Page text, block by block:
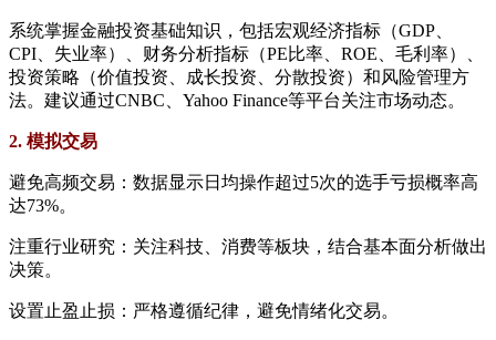
系统掌握金融投资基础知识，包括宏观经济指标（GDP、
CPI、失业率）、财务分析指标（PE比率、ROE、毛利率）、
投资策略（价值投资、成长投资、分散投资）和风险管理方
法。建议通过CNBC、Yahoo Finance等平台关注市场动态。
2. 模拟交易
避免高频交易：数据显示日均操作超过5次的选手亏损概率高
达73%。
注重行业研究：关注科技、消费等板块，结合基本面分析做出
决策。
设置止盈止损：严格遵循纪律，避免情绪化交易。